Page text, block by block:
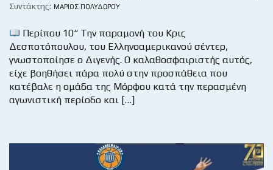
Συντάκτης: ΜΆΡΙΟΣ ΠΟΛΥΔΏΡΟΥ
Περίπου 10“ Την παραμονή του Κρις
Δεσποτόπουλου, του Ελληνοαμερικανού σέντερ,
γνωστοποίησε ο Διγενής. Ο καλαθοσφαιριστής αυτός,
είχε βοηθήσει πάρα πολύ στην προσπάθεια που
κατέβαλε η ομάδα της Μόρφου κατά την περασμένη
αγωνιστική περίοδο και […]